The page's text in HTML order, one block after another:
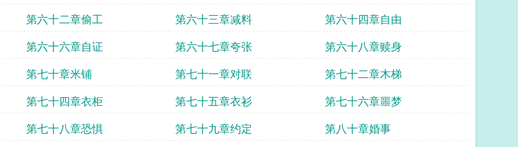
第六十二章偷工 第六十三章减料
第六十四章自由
第六十六章自证 第六十七章夸张
第六十八章赎身
第七十章米铺 第七十一章对联
第七十二章木梯
第七十四章衣柜 第七十五章衣衫
第七十六章噩梦
第七十八章恐惧 第七十九章约定
第八十章婚事